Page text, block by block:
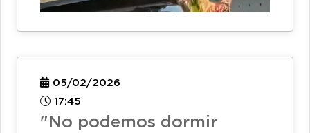
05/02/2026
17:45
"No podemos dormir